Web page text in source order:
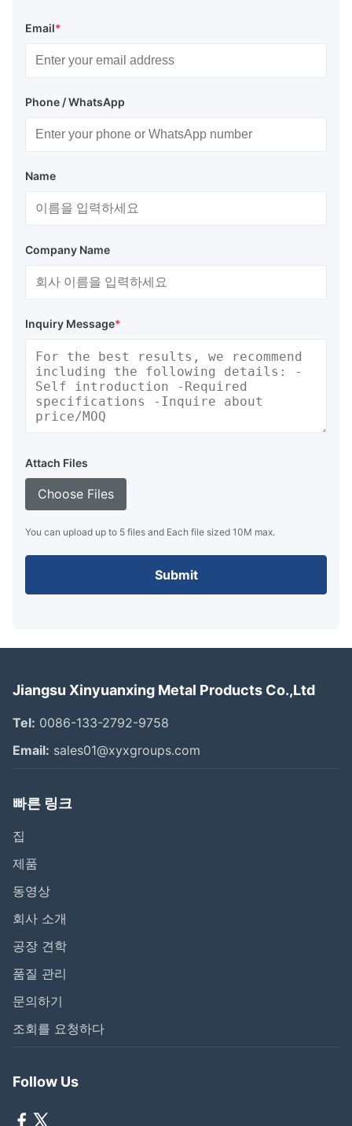
Email*
Phone / WhatsApp
Name
Company Name
Inquiry Message*
Attach Files
Choose Files
You can upload up to 5 files and Each file sized 10M max.
Submit
Jiangsu Xinyuanxing Metal Products Co.,Ltd
Tel: 0086-133-2792-9758
Email: sales01@xyxgroups.com
빠른 링크
집
제품
동영상
회사 소개
공장 견학
품질 관리
문의하기
조회를 요청하다
Follow Us